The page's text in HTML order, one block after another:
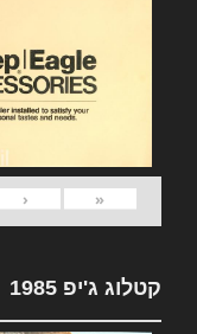
«
‹
קטלוג ג'יפ 1985